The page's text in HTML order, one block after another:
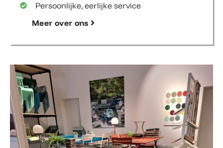
Persoonlijke, eerlijke service
Meer over ons